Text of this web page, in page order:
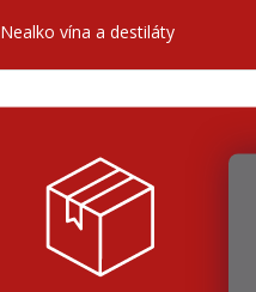
Nealko vína a destiláty